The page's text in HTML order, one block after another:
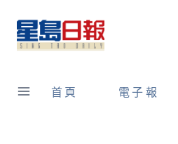
content
首頁 電子報